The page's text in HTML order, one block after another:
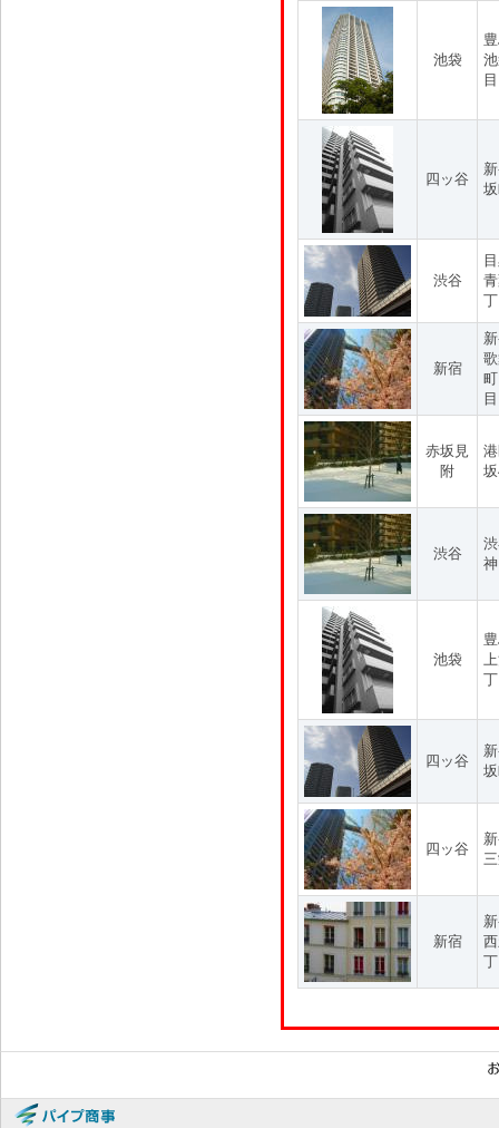
池袋
目
四ッ谷
渋谷
新宿
目
赤坂見
附
渋谷
池袋
四ッ谷
四ッ谷
新宿